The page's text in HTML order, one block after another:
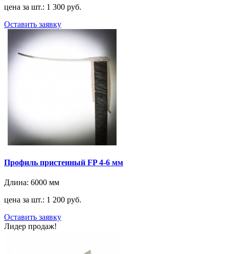
цена за шт.: 1 300 руб.
Оставить заявку
Профиль пристенный FP 4-6 мм
Длина: 6000 мм
цена за шт.: 1 200 руб.
Оставить заявку
Лидер продаж!